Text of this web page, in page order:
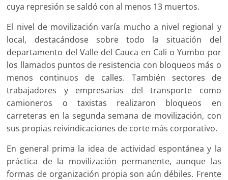
cuya represión se saldó con al menos 13 muertos.
El nivel de movilización varía mucho a nivel regional y
local, destacándose sobre todo la situación del
departamento del Valle del Cauca en Cali o Yumbo por
los llamados puntos de resistencia con bloqueos más o
menos continuos de calles. También sectores de
trabajadores y empresarias del transporte como
camioneros o taxistas realizaron bloqueos en
carreteras en la segunda semana de movilización, con
sus propias reivindicaciones de corte más corporativo.
En general prima la idea de actividad espontánea y la
práctica de la movilización permanente, aunque las
formas de organización propia son aún débiles. Frente